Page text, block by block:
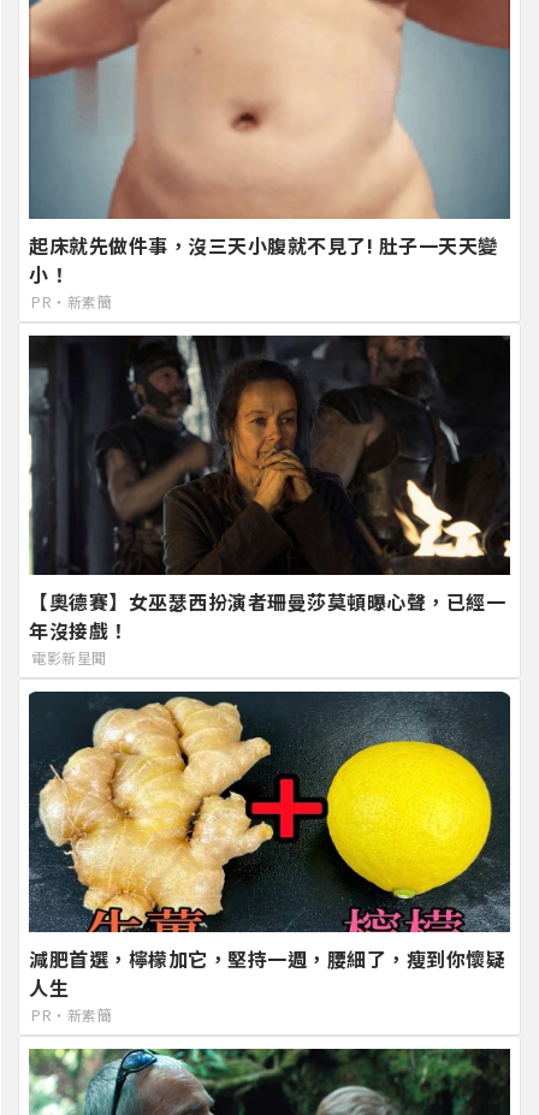
起床就先做件事，沒三天小腹就不見了! 肚子一天天變
小！
PR・新素簡
【奧德賽】女巫瑟西扮演者珊曼莎莫頓曝心聲，已經一
年沒接戲！
電影新星聞
減肥首選，檸檬加它，堅持一週，腰細了，瘦到你懷疑
人生
PR・新素簡